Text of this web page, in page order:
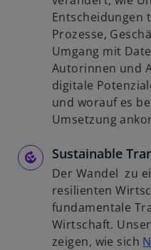
Entscheidungen
Prozesse,
Umgang mit
Autorinnen und
digitale
und worauf es
Umsetzung
Sustainable
Der Wandel zu
resilienten
fundamentale
Wirtschaft.
zeigen, wie sich